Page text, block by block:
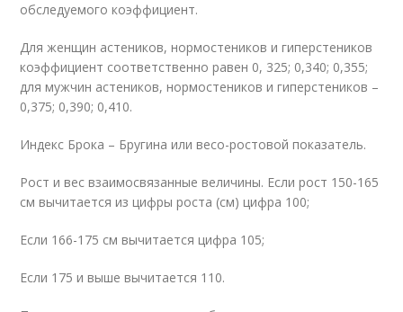
обследуемого коэффициент.
Для женщин астеников, нормостеников и гиперстеников
коэффициент соответственно равен 0, 325; 0,340; 0,355;
для мужчин астеников, нормостеников и гиперстеников –
0,375; 0,390; 0,410.
Индекс Брока – Бругина или весо-ростовой показатель.
Рост и вес взаимосвязанные величины. Если рост 150-165
см вычитается из цифры роста (см) цифра 100;
Если 166-175 см вычитается цифра 105;
Если 175 и выше вычитается 110.